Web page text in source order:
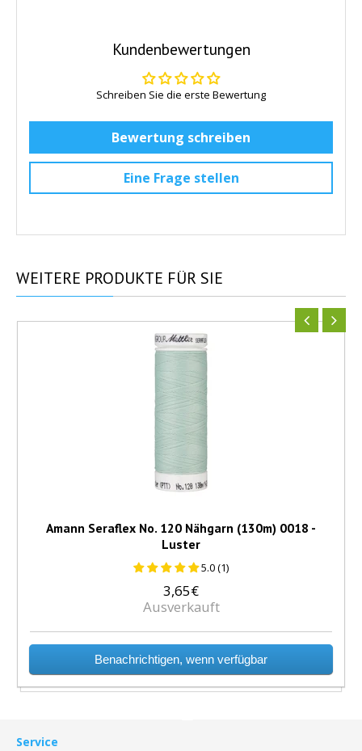
Kundenbewertungen
Schreiben Sie die erste Bewertung
Bewertung schreiben
Eine Frage stellen
WEITERE PRODUKTE FÜR SIE
Amann Seraflex No. 120 Nähgarn (130m) 0018 -
Luster
5.0 (1)
3,65€
Ausverkauft
Benachrichtigen, wenn verfügbar
Service